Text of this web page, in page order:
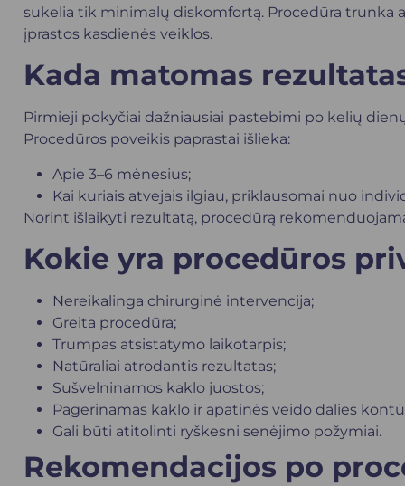
sukelia tik minimalų diskomfortą. Procedūra trunka
įprastos kasdienės veiklos.
Kada matomas
Pirmieji pokyčiai dažniausiai pastebimi po kelių
Procedūros poveikis paprastai išlieka:
Apie 3–6 mėnesius;
Kai kuriais atvejais ilgiau, priklausomai nuo
Norint išlaikyti rezultatą, procedūrą
Kokie yra procedūros
Nereikalinga chirurginė intervencija;
Greita procedūra;
Trumpas atsistatymo laikotarpis;
Natūraliai atrodantis rezultatas;
Sušvelninamos kaklo juostos;
Pagerinamas kaklo ir apatinės veido dalies
Gali būti atitolinti ryškesni senėjimo požymiai.
Rekomendacijos po